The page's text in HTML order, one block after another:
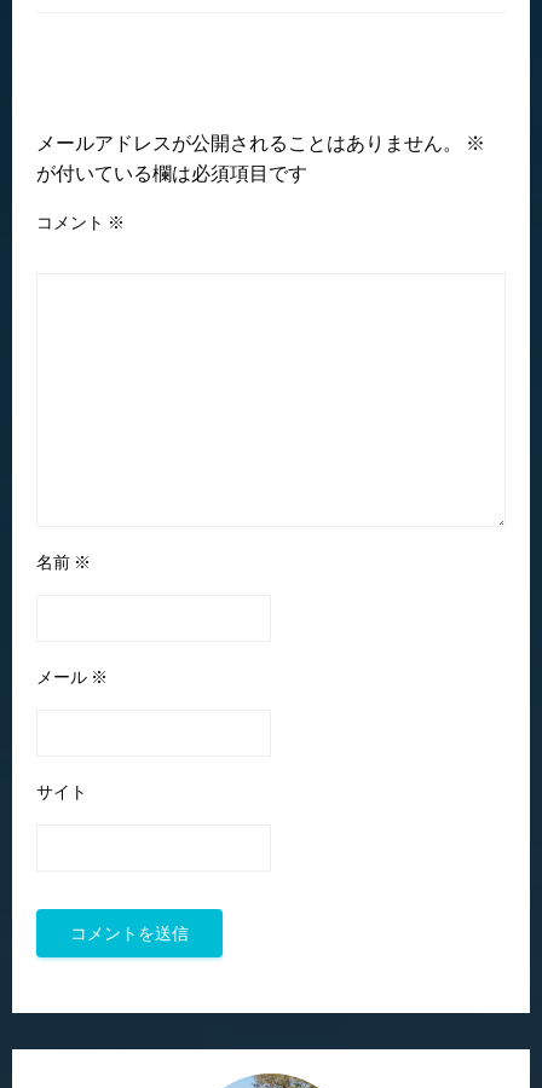
メールアドレスが公開されることはありません。
※
が付いている欄は必須項目です
コメント ※
名前 ※
メール ※
サイト